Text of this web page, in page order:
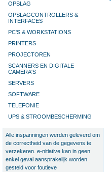
OPSLAG
OPSLAGCONTROLLERS &
INTERFACES
PC'S & WORKSTATIONS
PRINTERS
PROJECTOREN
SCANNERS EN DIGITALE
CAMERA'S
SERVERS
SOFTWARE
TELEFONIE
UPS & STROOMBESCHERMING
Alle inspanningen werden geleverd om
de correctheid van de gegevens te
verzekeren. e-nitiative kan in geen
enkel geval aansprakelijk worden
gesteld voor foutieve